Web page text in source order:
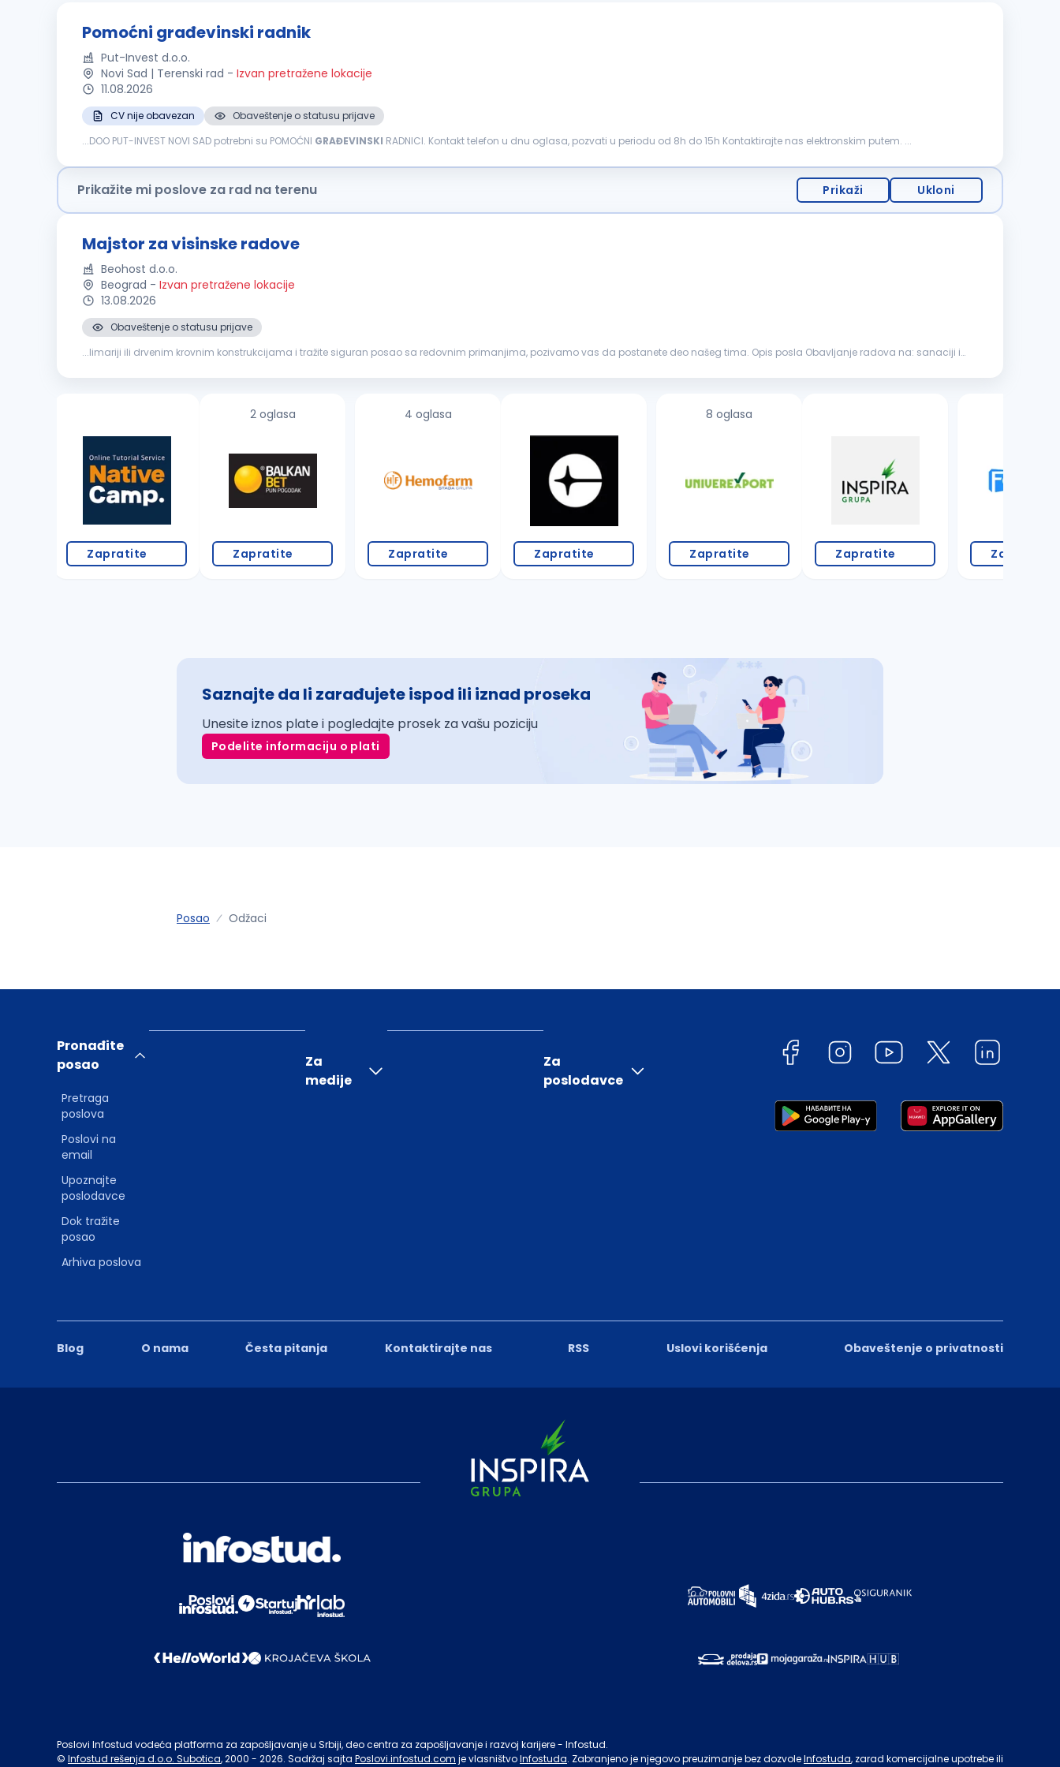
Pomoćni građevinski radnik
Put-Invest d.o.o.
Novi Sad | Terenski rad - Izvan pretražene lokacije
11.08.2026
CV nije obavezan
Obaveštenje o statusu prijave
...DOO PUT-INVEST NOVI SAD potrebni su POMOĆNI GRAĐEVINSKI RADNICI. Kontakt telefon u dnu oglasa, pozvati u periodu od 8h do 15h Kontaktirajte nas elektronskim putem. ...
Prikažite mi poslove za rad na terenu Prikaži Ukloni
Majstor za visinske radove
Beohost d.o.o.
Beograd - Izvan pretražene lokacije
13.08.2026
Obaveštenje o statusu prijave
...limariji ili drvenim krovnim konstrukcijama i tražite siguran posao sa redovnim primanjima, pozivamo vas da postanete deo našeg tima. Opis posla Obavljanje radova na: sanaciji i
Zapratite
2 oglasa
Zapratite
4 oglasa
Zapratite Zapratite
8 oglasa
Zapratite Zapratite Zapratite
Saznajte da li zarađujete ispod ili iznad proseka
Unesite iznos plate i pogledajte prosek za vašu poziciju
Podelite informaciju o plati
Posao Odžaci
Blog O nama Česta pitanja Kontaktirajte nas RSS Uslovi korišćenja Obaveštenje o privatnosti
Pronađite
posao
Pretraga
poslova
Poslovi na
email
Upoznajte
poslodavce
Dok tražite
posao
Arhiva poslova
Za
medije
Za
poslodavce
Poslovi Infostud vodeća platforma za zapošljavanje u Srbiji, deo centra za zapošljavanje i razvoj karijere - Infostud.
© Infostud rešenja d.o.o. Subotica, 2000 - 2026. Sadržaj sajta Poslovi.infostud.com je vlasništvoInfostuda. Zabranjeno je njegovo preuzimanje bez dozvoleInfostuda, zarad komercijalne upotrebe ili